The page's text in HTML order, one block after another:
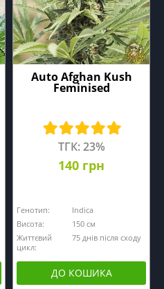
Auto Afghan Kush
Feminised
ТГК: 23%
140 грн
Генотип:
Indica
Висота:
150 см
Життєвий
цикл:
75 днів після сходу
ДО КОШИКА